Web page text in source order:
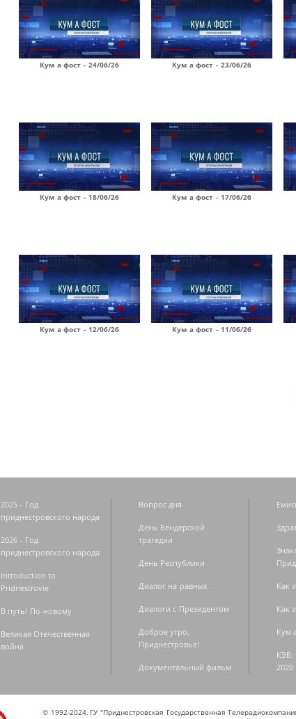
Кум а фост - 24/06/26 Кум а фост - 23/06/26
Кум а фост - 18/06/26 Кум а фост - 17/06/26
Кум а фост - 12/06/26 Кум а фост - 11/06/26
2025 - Год
приднестровского народа
2026 - Год
приднестровского народа
Introduction to
Pridnestrovie
В путь! По-новому
Великая Отечественная
война
Вопрос дня
День Бендерской
трагедии
День Республики
Диалог на равных
Диалоги с Президентом
Доброе утро,
Приднестровье!
Документальный фильм
Как
Как
Кум
КЭБ:
2020
© 1992-2024, ГУ "Приднестровская Государственная